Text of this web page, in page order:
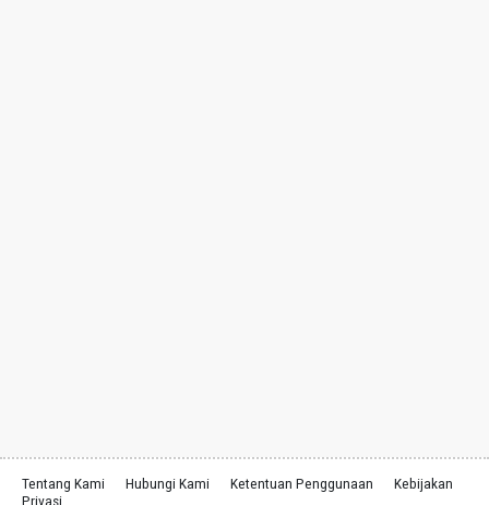
Tentang Kami Hubungi Kami Ketentuan Penggunaan
Kebijakan
Privasi